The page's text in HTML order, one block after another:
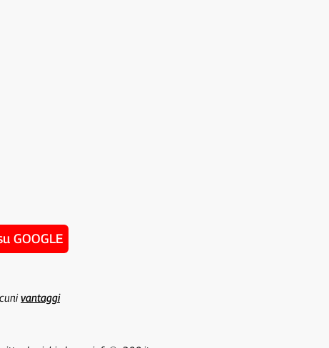
GOOGLE
vantaggi